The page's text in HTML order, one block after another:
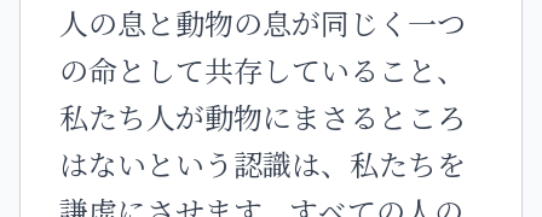
人の息と動物の息が同じく一つ
の命として共存していること、
私たち人が動物にまさるところ
はないという認識は、私たちを